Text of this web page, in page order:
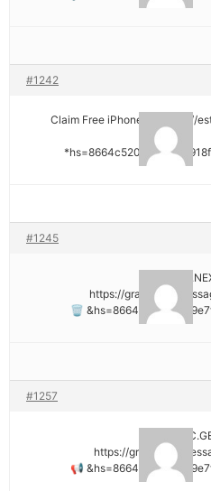
#1242
* * * Claim Free iPhone 16: https://
#1245
🗑 + 1.656642
https://graph.org/
#1257
📢 + 1.449590
https://graph.org/